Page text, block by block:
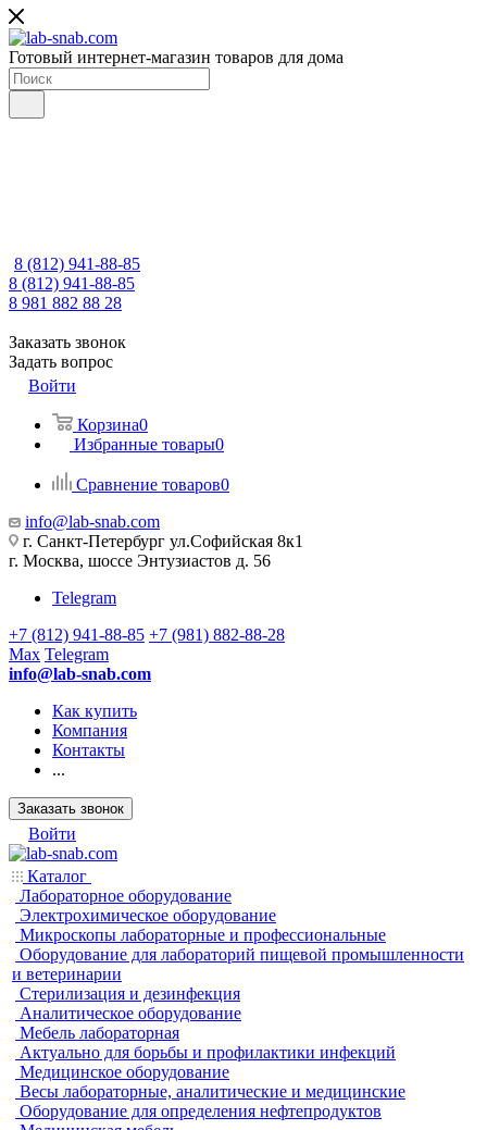
Готовый интернет-магазин товаров для дома
8 (812) 941-88-85
8 (812) 941-88-85
8 981 882 88 28
Заказать звонок
Задать вопрос
Войти
Корзина0
Избранные товары0
Сравнение товаров0
info@lab-snab.com
г. Санкт-Петербург ул.Софийская 8к1
г. Москва, шоссе Энтузиастов д. 56
Telegram
+7 (812) 941-88-85 +7 (981) 882-88-28
Max Telegram
info@lab-snab.com
Как купить
Компания
Контакты
...
Заказать звонок
Войти
Каталог
Лабораторное оборудование
Электрохимическое оборудование
Микроскопы лабораторные и профессиональные
Оборудование для лабораторий пищевой промышленности
и ветеринарии
Стерилизация и дезинфекция
Аналитическое оборудование
Мебель лабораторная
Актуально для борьбы и профилактики инфекций
Медицинское оборудование
Весы лабораторные, аналитические и медицинские
Оборудование для определения нефтепродуктов